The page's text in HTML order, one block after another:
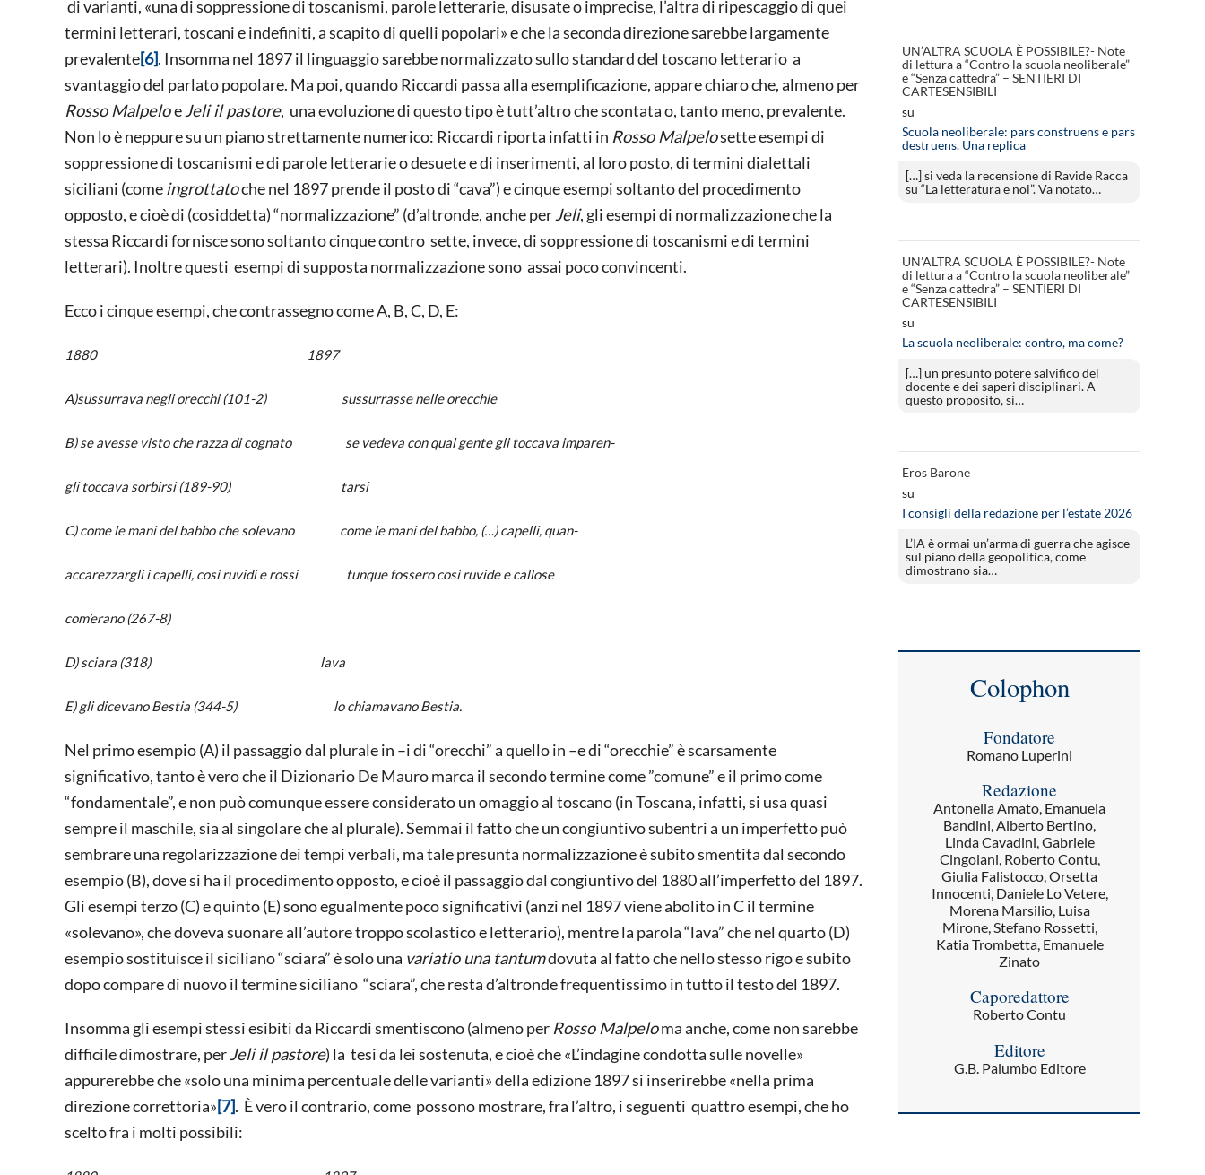
di varianti, «una di soppressione di toscanismi, parole letterarie, disusate o imprecise, l’altra di ripescaggio di quei
termini letterari, toscani e indefiniti, a scapito di quelli popolari» e che la seconda direzione sarebbe largamente
prevalente[6]. Insomma nel 1897 il linguaggio sarebbe normalizzato sullo standard del toscano letterario a
svantaggio del parlato popolare. Ma poi, quando Riccardi passa alla esemplificazione, appare chiaro che, almeno per
Rosso MalpeloeJeli il pastore, una evoluzione di questo tipo è tutt’altro che scontata o, tanto meno, prevalente.
Non lo è neppure su un piano strettamente numerico: Riccardi riporta infatti in Rosso Malpelosette esempi di
soppressione di toscanismi e di parole letterarie o desuete e di inserimenti, al loro posto, di termini dialettali
siciliani (come ingrottatoche nel 1897 prende il posto di “cava”) e cinque esempi soltanto del procedimento
opposto, e cioè di (cosiddetta) “normalizzazione” (d’altronde, anche perJeli, gli esempi di normalizzazione che la
stessa Riccardi fornisce sono soltanto cinque contro sette, invece, di soppressione di toscanismi e di termini
letterari). Inoltre questi esempi di supposta normalizzazione sono assai poco convincenti.
Ecco i cinque esempi, che contrassegno come A, B, C, D, E:
1880 1897
A)sussurrava negli orecchi (101-2) sussurrasse nelle orecchie
B) se avesse visto che razza di cognato se vedeva con qual gente gli toccava imparen-
gli toccava sorbirsi (189-90) tarsi
C) come le mani del babbo che solevano come le mani del babbo, (…) capelli, quan-
accarezzargli i capelli, così ruvidi e rossi tunque fossero così ruvide e callose
com’erano (267-8)
D) sciara (318) lava
E) gli dicevano Bestia (344-5) lo chiamavanoBestia.
Nel primo esempio (A) il passaggio dal plurale in –i di “orecchi” a quello in –e di “orecchie” è scarsamente
significativo, tanto è vero che il Dizionario De Mauro marca il secondo termine come ”comune” e il primo come
“fondamentale”, e non può comunque essere considerato un omaggio al toscano (in Toscana, infatti, si usa quasi
sempre il maschile, sia al singolare che al plurale). Semmai il fatto che un congiuntivo subentri a un imperfetto può
sembrare una regolarizzazione dei tempi verbali, ma tale presunta normalizzazione è subito smentita dal secondo
esempio (B), dove si ha il procedimento opposto, e cioè il passaggio dal congiuntivo del 1880 all’imperfetto del 1897.
Gli esempi terzo (C) e quinto (E) sono egualmente poco significativi (anzi nel 1897 viene abolito in C il termine
«solevano», che doveva suonare all’autore troppo scolastico e letterario), mentre la parola “lava” che nel quarto (D)
esempio sostituisce il siciliano “sciara” è solo una variatio una tantumdovuta al fatto che nello stesso rigo e subito
dopo compare di nuovo il termine siciliano “sciara”, che resta d’altronde frequentissimo in tutto il testo del 1897.
Insomma gli esempi stessi esibiti da Riccardi smentiscono (almeno per Rosso Malpeloma anche, come non sarebbe
difficile dimostrare, perJeli il pastore) la tesi da lei sostenuta, e cioè che «L’indagine condotta sulle novelle»
appurerebbe che «solo una minima percentuale delle varianti» della edizione 1897 si inserirebbe «nella prima
direzione correttoria»[7]. È vero il contrario, come possono mostrare, fra l’altro, i seguenti quattro esempi, che ho
scelto fra i molti possibili:
UN’ALTRA SCUOLA È POSSIBILE?- Note
di lettura a “Contro la scuola neoliberale”
e “Senza cattedra” – SENTIERI DI
CARTESENSIBILI
su
Scuola neoliberale: pars construens e pars
destruens. Una replica
[…] si veda la recensione di Ravide Racca
su “La letteratura e noi”. Va notato…
UN’ALTRA SCUOLA È POSSIBILE?- Note
di lettura a “Contro la scuola neoliberale”
e “Senza cattedra” – SENTIERI DI
CARTESENSIBILI
su
La scuola neoliberale: contro, ma come?
[…] un presunto potere salvifico del
docente e dei saperi disciplinari. A
questo proposito, si…
Eros Barone
su
I consigli della redazione per l’estate 2026
L’IA è ormai un’arma di guerra che agisce
sul piano della geopolitica, come
dimostrano sia…
Colophon
Fondatore
Romano Luperini
Redazione
Antonella Amato, Emanuela
Bandini, Alberto Bertino,
Linda Cavadini, Gabriele
Cingolani, Roberto Contu,
Giulia Falistocco, Orsetta
Innocenti, Daniele Lo Vetere,
Morena Marsilio, Luisa
Mirone, Stefano Rossetti,
Katia Trombetta, Emanuele
Zinato
Caporedattore
Roberto Contu
Editore
G.B. Palumbo Editore